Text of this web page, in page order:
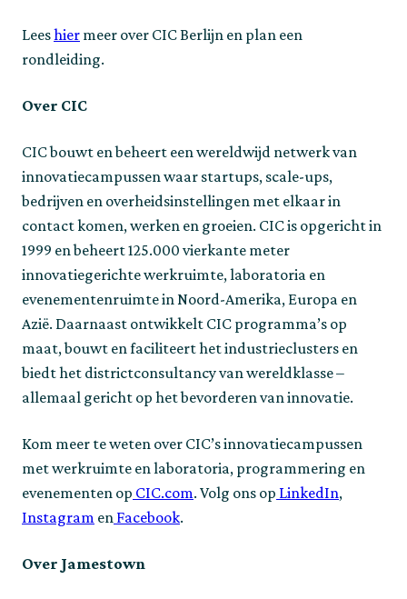
Leeshier meer over CIC Berlijn en plan een
rondleiding.
Over CIC
CIC bouwt en beheert een wereldwijd netwerk van
innovatiecampussen waar startups, scale-ups,
bedrijven en overheidsinstellingen met elkaar in
contact komen, werken en groeien. CIC is opgericht in
1999 en beheert 125.000 vierkante meter
innovatiegerichte werkruimte, laboratoria en
evenementenruimte in Noord-Amerika, Europa en
Azië. Daarnaast ontwikkelt CIC programma’s op
maat, bouwt en faciliteert het industrieclusters en
biedt het districtconsultancy van wereldklasse –
allemaal gericht op het bevorderen van innovatie.
Kom meer te weten over CIC’s innovatiecampussen
met werkruimte en laboratoria, programmering en
evenementen op CIC.com. Volg ons op LinkedIn,
Instagram en Facebook.
Over Jamestown